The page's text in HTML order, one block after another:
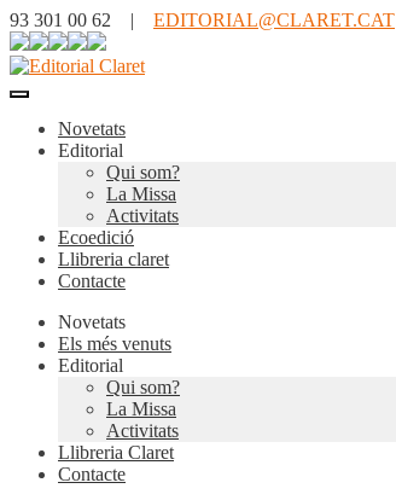
93 301 00 62 | EDITORIAL@CLARET.CAT
Novetats
Editorial
Qui som?
La Missa
Activitats
Ecoedició
Llibreria claret
Contacte
Novetats
Els més venuts
Editorial
Qui som?
La Missa
Activitats
Llibreria Claret
Contacte